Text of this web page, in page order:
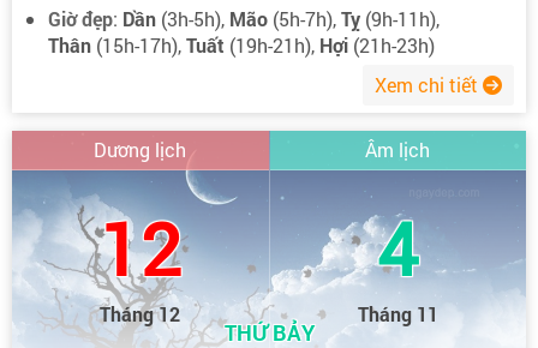
Giờ đẹp: Dần (3h-5h), Mão (5h-7h),Tỵ (9h-11h),
Thân (15h-17h),Tuất (19h-21h), Hợi (21h-23h)
Xem chi tiết
Dương lịch
12
Tháng 12
Âm lịch
4
Tháng 11
THỨ BẢY